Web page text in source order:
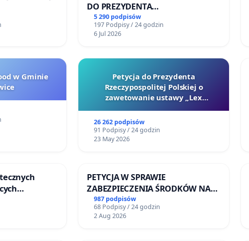
sportowej i terenów zielonych, a
liczymy na to, że będą Państwo
zrównoważonym rozwojem i ochroną
Wierzymy, że w tej sprawie staniecie
i przyrody, a nie
interesu dewelopera. Liczymy na rzetelną i
która pozwoli naszemu osiedlu zachować
i wartości, które są dla nas wszystkich
pięknego osiedla Kozanów
DO PREZYDENTA
RZECZYPOSPOLITEJ POLSKIEJ
5 290 podpisów
197 Podpisy / 24 godzin
6 Jul 2026
w Gminie
Petycja do Prezydenta
Rzeczypospolitej Polskiej o
zawetowanie ustawy „Lex
26 262 podpisów
91 Podpisy / 24 godzin
23 May 2026
PETYCJA W SPRAWIE
ZABEZPIECZENIA ŚRODKÓW NA
FUNKCJONOWANIE SCHRONISKA
DLA BEZDOMNYCH ZWIERZĄT W
SKARYSZEWIE
987 podpisów
68 Podpisy / 24 godzin
2 Aug 2026